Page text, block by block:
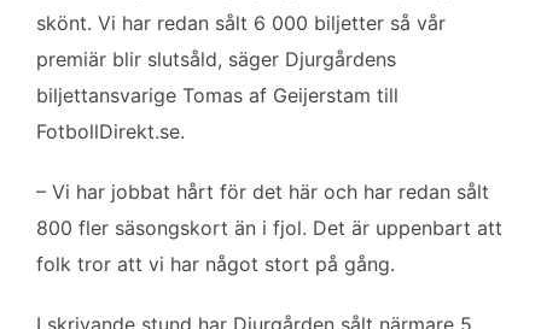
skönt. Vi har redan sålt 6 000 biljetter så vår
premiär blir slutsåld, säger Djurgårdens
biljettansvarige Tomas af Geijerstam till
FotbollDirekt.se.
– Vi har jobbat hårt för det här och har redan sålt
800 fler säsongskort än i fjol. Det är uppenbart att
folk tror att vi har något stort på gång.
I skrivande stund har Djurgården sålt närmare 5